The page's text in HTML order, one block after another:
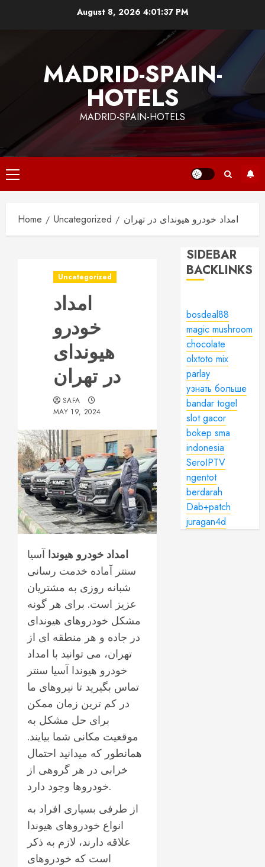
August 8, 2026 4:01:38 PM
MADRID-SPAIN-
HOTELS
MADRID-SPAIN-HOTELS
Primary
Menu
Home Uncategorized امداد خودرو هیوندای در تهران
Uncategorized
امداد
خودرو
هیوندای
در تهران
SAFA
MAY 19, 2024
امداد خودرو هیوندا آسیا
سنتر آماده خدمت رسانی
شبانه روزی به مشتریان
عزیز است. برای هر گونه
مشکل خودروهای هیوندای
در جاده و هر منطقه ای از
تهران، می توانید با امداد
خودرو هیوندا آسیا سنتر
تماس بگیرید تا نیروهای ما
در کم ترین زمان ممکن
برای حل مشکل به
موقعیت مکانی شما بیایند.
همانطور که میدانید احتمال
خرابی در هر گروهی از
خودروها وجود دارد.
از طرفی بسیاری افراد به
انواع خودروهای هیوندا
علاقه دارند، لازم به ذکر
است که خودروهای
SIDEBAR
BACKLINKS
bosdeal88
magic mushroom
chocolate
olxtoto mix
parlay
узнать больше
bandar togel
slot gacor
bokep sma
indonesia
SeroIPTV
ngentot
berdarah
Dab+patch
juragan4d